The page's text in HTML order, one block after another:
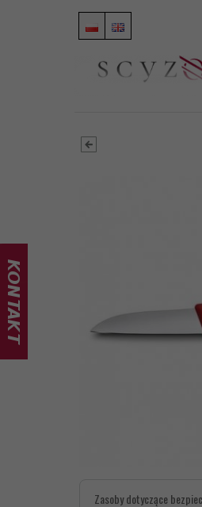
Zasoby dotyczące